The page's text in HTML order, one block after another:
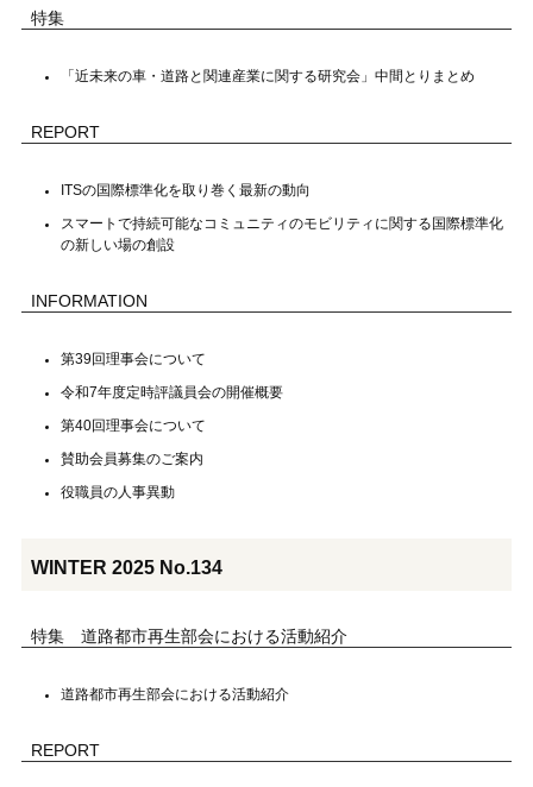
特集
「近未来の車・道路と関連産業に関する研究会」中間とりまとめ
REPORT
ITSの国際標準化を取り巻く最新の動向
スマートで持続可能なコミュニティのモビリティに関する国際標準化
の新しい場の創設
INFORMATION
第39回理事会について
令和7年度定時評議員会の開催概要
第40回理事会について
賛助会員募集のご案内
役職員の人事異動
WINTER 2025 No.134
特集 道路都市再生部会における活動紹介
道路都市再生部会における活動紹介
REPORT